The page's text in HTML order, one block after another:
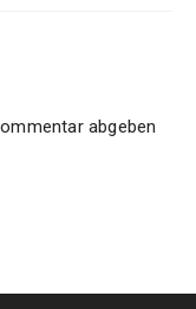
abgeben